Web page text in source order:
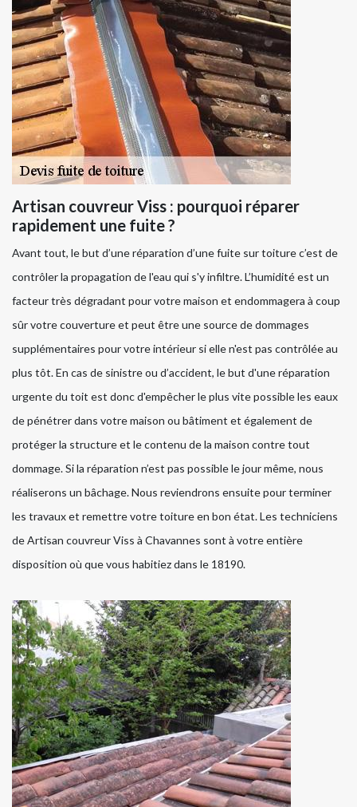
Artisan couvreur Viss : pourquoi réparer
rapidement une fuite ?
Avant tout, le but d’une réparation d’une fuite sur toiture c’est de
contrôler la propagation de l'eau qui s'y infiltre. L’humidité est un
facteur très dégradant pour votre maison et endommagera à coup
sûr votre couverture et peut être une source de dommages
supplémentaires pour votre intérieur si elle n'est pas contrôlée au
plus tôt. En cas de sinistre ou d’accident, le but d'une réparation
urgente du toit est donc d'empêcher le plus vite possible les eaux
de pénétrer dans votre maison ou bâtiment et également de
protéger la structure et le contenu de la maison contre tout
dommage. Si la réparation n’est pas possible le jour même, nous
réaliserons un bâchage. Nous reviendrons ensuite pour terminer
les travaux et remettre votre toiture en bon état. Les techniciens
de Artisan couvreur Viss à Chavannes sont à votre entière
disposition où que vous habitiez dans le 18190.